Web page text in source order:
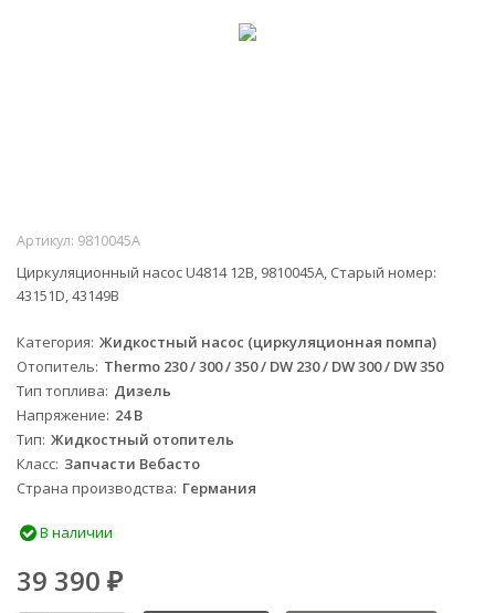
Артикул: 9810045A
Циркуляционный насос U4814 12В, 9810045A, Старый номер:
43151D, 43149B
Категория Жидкостный насос (циркуляционная помпа)
Отопитель Thermo 230 / 300 / 350 / DW 230 / DW 300 / DW 350
Тип топлива Дизель
Напряжение 24 В
Тип Жидкостный отопитель
Класс Запчасти Вебасто
Страна производства Германия
В наличии
39 390 ₽